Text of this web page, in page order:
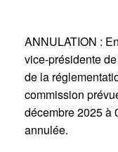
ANNULATION :
vice-présidente
de la
commission
décembre 2025 à
annulée.